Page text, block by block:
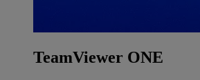
TeamViewer ONE